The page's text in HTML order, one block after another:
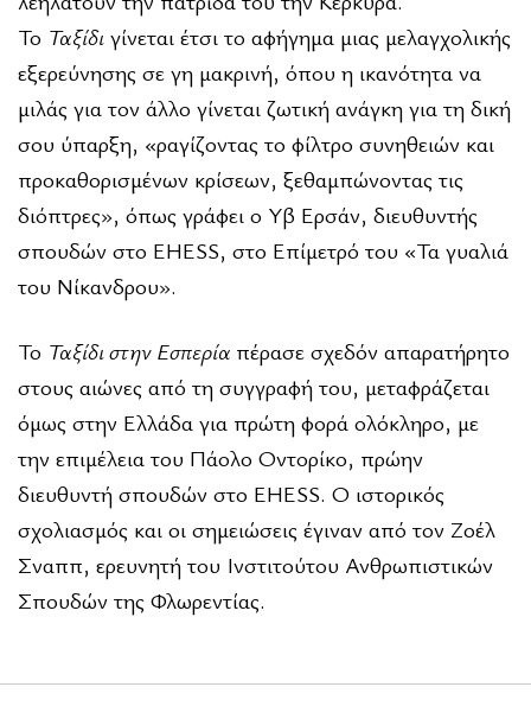
Το Ταξίδιγίνεται έτσι το αφήγημα μιας μελαγχολικής
εξερεύνησης σε γη μακρινή, όπου η ικανότητα να
μιλάς για τον άλλο γίνεται ζωτική ανάγκη για τη δική
σου ύπαρξη, «ραγίζοντας το φίλτρο συνηθειών και
προκαθορισμένων κρίσεων, ξεθαμπώνοντας τις
διόπτρες», όπως γράφει ο Υβ Ερσάν, διευθυντής
σπουδών στο EHESS, στο Επίμετρό του «Τα γυαλιά
του Νίκανδρου».
Το Ταξίδι στην Εσπερία πέρασε σχεδόν απαρατήρητο
στους αιώνες από τη συγγραφή του, μεταφράζεται
όμως στην Ελλάδα για πρώτη φορά ολόκληρο, με
την επιμέλεια του Πάολο Οντορίκο, πρώην
διευθυντή σπουδών στο EHESS. Ο ιστορικός
σχολιασμός και οι σημειώσεις έγιναν από τον Ζοέλ
Σναππ, ερευνητή του Ινστιτούτου Ανθρωπιστικών
Σπουδών της Φλωρεντίας.